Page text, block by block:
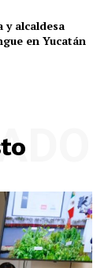
y alcaldesa
en Yucatán